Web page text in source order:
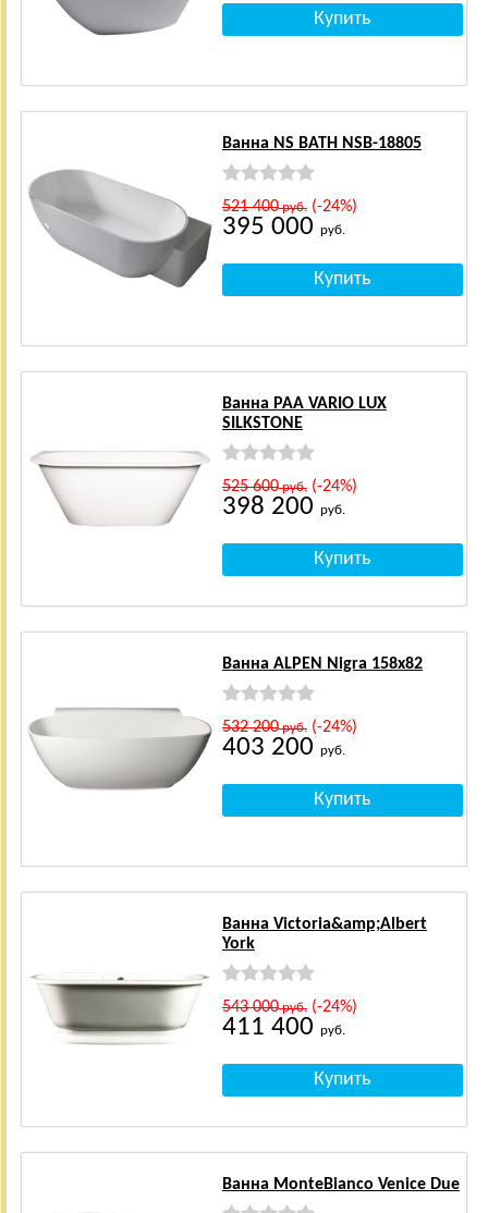
Ванна NS BATH NSB-18805
521 400руб.(-24%)
395 000 руб.
Ванна PAA VARIO LUX
SILKSTONE
525 600руб.(-24%)
398 200 руб.
Ванна ALPEN Nigra 158x82
532 200руб.(-24%)
403 200 руб.
Ванна Victoria&amp;Albert
York
543 000руб.(-24%)
411 400 руб.
Ванна MonteBianco Venice Due